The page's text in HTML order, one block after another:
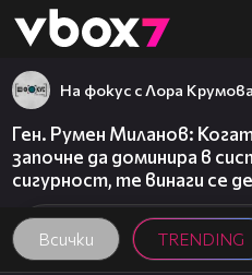
👾
Всички TRENDING
На фокус с Лора Крумова
Ген. Румен Миланов:
започне да доминира в
сигурност, те винаги се